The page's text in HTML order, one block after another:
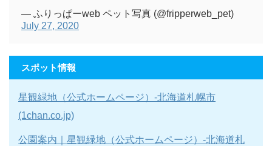
— ふりっぱーweb ペット写真 (@fripperweb_pet)
July 27, 2020
スポット情報
星観緑地（公式ホームページ）-北海道札幌市
(1chan.co.jp)
公園案内｜星観緑地（公式ホームページ）-北海道札